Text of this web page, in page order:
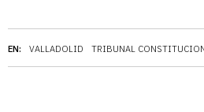
EN: VALLADOLID TRIBUNAL